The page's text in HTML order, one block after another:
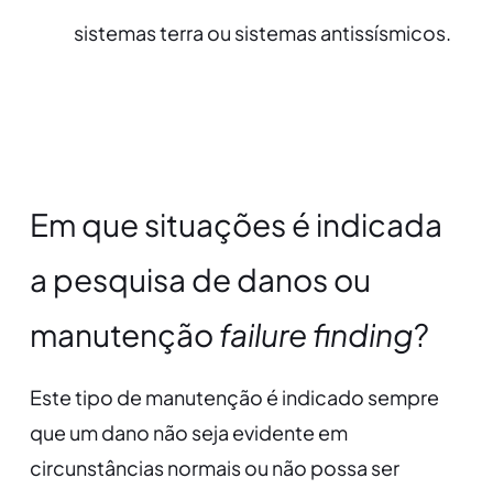
sistemas terra ou sistemas antissísmicos.
Em que situações é indicada
a pesquisa de danos ou
manutenção failure finding?
Este tipo de manutenção é indicado sempre
que um dano não seja evidente em
circunstâncias normais ou não possa ser